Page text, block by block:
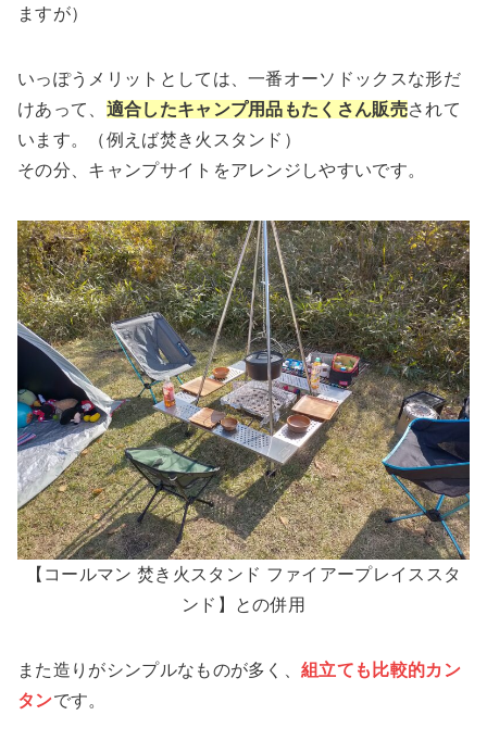
ますが）
いっぽうメリットとしては、一番オーソドックスな形だ
けあって、 適合したキャンプ用品もたくさん販売されて
います。（例えば焚き火スタンド）
その分、キャンプサイトをアレンジしやすいです。
【コールマン 焚き火スタンド ファイアープレイススタ
ンド】との併用
また造りがシンプルなものが多く、組立ても比較的カン
タンです。